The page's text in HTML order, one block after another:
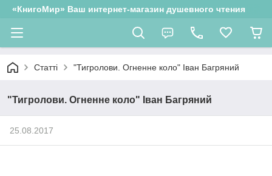
«КнигоМир» Ваш интернет-магазин душевного чтения
Статті "Тигролови. Огненне коло" Іван Багряний
"Тигролови. Огненне коло" Іван Багряний
25.08.2017